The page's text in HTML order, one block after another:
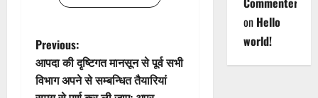
t
i
P
o
Previous:
आपदा की दृष्टिगत मानसून से पूर्व सभी
विभाग अपने से सम्बन्धित तैयारियां
on Hello
world!